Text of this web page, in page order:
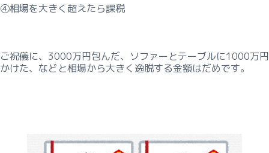
④相場を大きく超えたら課税
ご祝儀に、3000万円包んだ、ソファーとテーブルに1000万円
かけた、などと相場から大きく逸脱する金額はだめです。